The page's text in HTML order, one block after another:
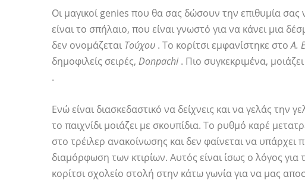
Οι μαγικοί genies που θα σας δώσουν την επιθυμία σας
είναι το σπήλαιο, που είναι γνωστό για να κάνει μια
δεν ονομάζεται Τούχου . Το κορίτσι εμφανίστηκε στοΑ.
δημοφιλείς σειρές, Donpachi . Πιο συγκεκριμένα,
.
Ενώ είναι διασκεδαστικό να δείχνεις και να γελάς την
το παιχνίδι μοιάζει με σκουπίδια. Το ρυθμό καρέ
στο τρέιλερ ανακοίνωσης και δεν φαίνεται να υπάρχει
διαμόρφωση των κτιρίων. Αυτός είναι ίσως ο λόγος
κορίτσι σχολείο στολή στην κάτω γωνία για να μας